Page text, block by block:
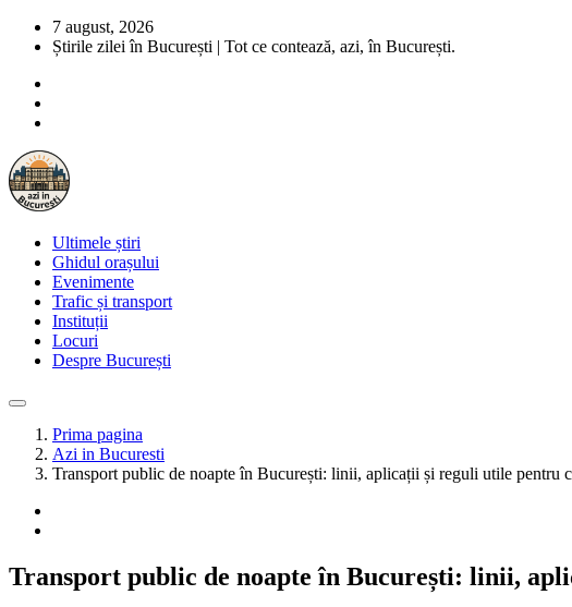
7 august, 2026
Știrile zilei în București | Tot ce contează, azi, în București.
Ultimele știri
Ghidul orașului
Evenimente
Trafic și transport
Instituții
Locuri
Despre București
Prima pagina
Azi in Bucuresti
Transport public de noapte în București: linii, aplicații și reguli utile pentru
Transport public de noapte în București: linii,